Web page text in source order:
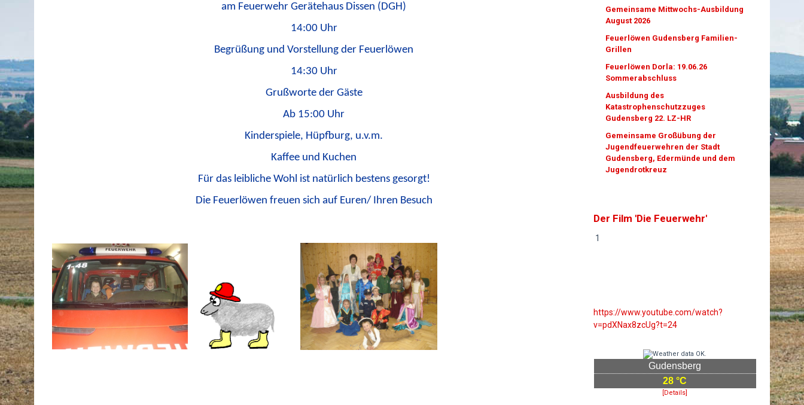
am Feuerwehr Gerätehaus Dissen (DGH)
14:00 Uhr
Begrüßung und Vorstellung der Feuerlöwen
14:30 Uhr
Grußworte der Gäste
Ab 15:00 Uhr
Kinderspiele, Hüpfburg, u.v.m.
Kaffee und Kuchen
Für das leibliche Wohl ist natürlich bestens gesorgt!
Die Feuerlöwen freuen sich auf Euren/ Ihren Besuch
Gemeinsame Mittwochs-Ausbildung
August 2026
Feuerlöwen Gudensberg Familien-
Grillen
Feuerlöwen Dorla: 19.06.26
Sommerabschluss
Ausbildung des
Katastrophenschutzzuges
Gudensberg 22. LZ-HR
Gemeinsame Großübung der
Jugendfeuerwehren der Stadt
Gudensberg, Edermünde und dem
Jugendrotkreuz
Der Film 'Die Feuerwehr'
1
https://www.youtube.com/watch?
v=pdXNax8zcUg?t=24
Gudensberg
28 °C
[Details]